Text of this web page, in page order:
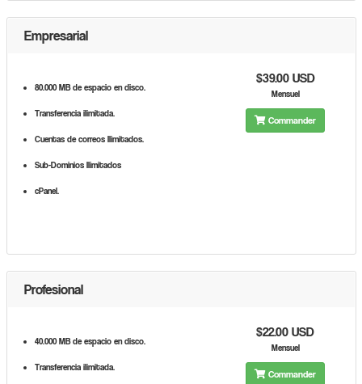
Empresarial
80.000 MB de espacio en disco.
Transferencia ilimitada.
Cuentas de correos Ilimitados.
Sub-Dominios Ilimitados
cPanel.
$39.00 USD
Mensuel
Commander
Profesional
40.000 MB de espacio en disco.
Transferencia ilimitada.
$22.00 USD
Mensuel
Commander